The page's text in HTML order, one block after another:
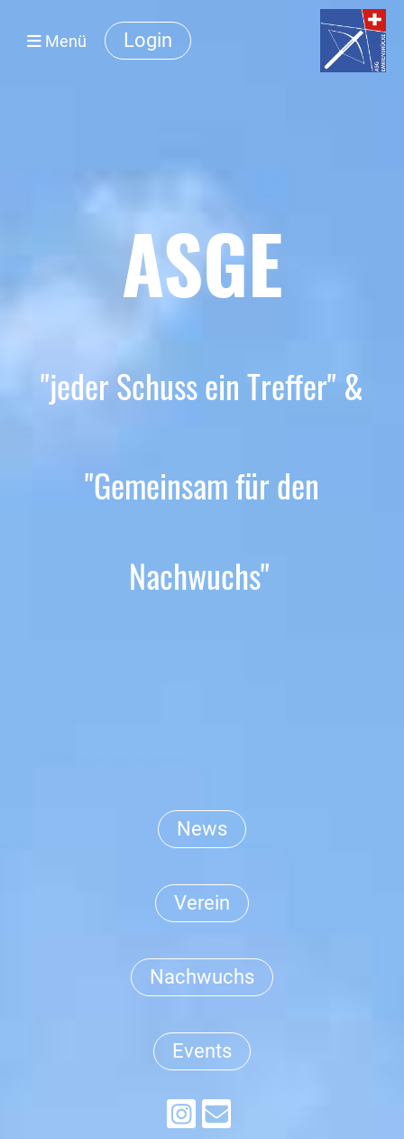
Login
Menü
ASGE
"jeder Schuss ein Treffer" &
"Gemeinsam für den
Nachwuchs"
News
Verein
Nachwuchs
Events